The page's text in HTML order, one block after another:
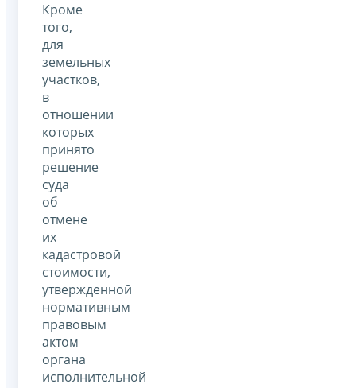
Кроме
того,
для
земельных
участков,
в
отношении
которых
принято
решение
суда
об
отмене
их
кадастровой
стоимости,
утвержденной
нормативным
правовым
актом
органа
исполнительной